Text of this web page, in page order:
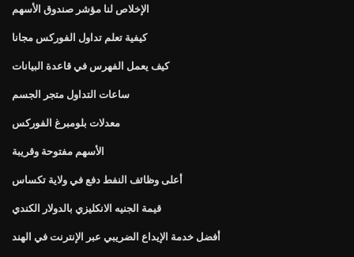
الإخلاص لنا مؤشر صندوق الأسهم
كيفية تعلم تداول الفوركس مجانا
كيف يعمل الفهرس في قاعدة البيانات
ساعات التداول متجر الجسم
معدلات بلومبرغ الفوركس
الأسهم مفتوحة وقريبة
أعلى وظائف النفط دفع في ولاية تكساس
قيمة الجنيه الانكليزي بالدولار الكندي
أفضل خدمة الإيداع الضريبي عبر الإنترنت في الهند